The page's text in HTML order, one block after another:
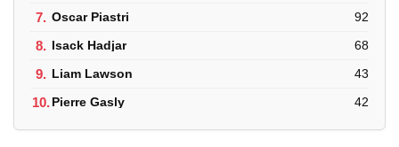
7. Oscar Piastri 92
8. Isack Hadjar 68
9. Liam Lawson 43
10.Pierre Gasly 42